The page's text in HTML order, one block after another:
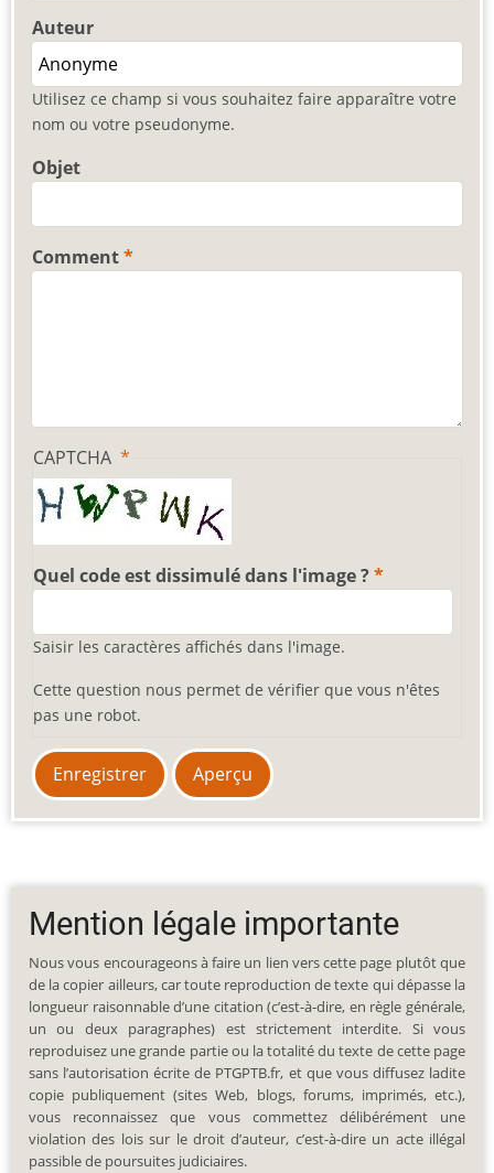
Auteur
Utilisez ce champ si vous souhaitez faire apparaître votre
nom ou votre pseudonyme.
Objet
Comment
CAPTCHA
Quel code est dissimulé dans l'image ?
Saisir les caractères affichés dans l'image.
Cette question nous permet de vérifier que vous n'êtes
pas une robot.
Mention légale importante
Nous vous encourageons à faire un lien vers cette page plutôt que
de la copier ailleurs, car toute reproduction de texte qui dépasse la
longueur raisonnable d’une citation (c’est-à-dire, en règle générale,
un ou deux paragraphes) est strictement interdite. Si vous
reproduisez une grande partie ou la totalité du texte de cette page
sans l’autorisation écrite de PTGPTB.fr, et que vous diffusez ladite
copie publiquement (sites Web, blogs, forums, imprimés, etc.),
vous reconnaissez que vous commettez délibérément une
violation des lois sur le droit d’auteur, c’est-à-dire un acte illégal
passible de poursuites judiciaires.